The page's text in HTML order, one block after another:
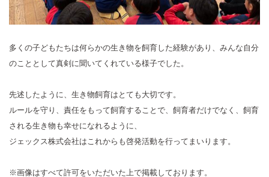
多くの子どもたちは何らかの生き物を飼育した経験があり、みんな自分
のこととして真剣に聞いてくれている様子でした。
先述したように、生き物飼育はとても大切です。
ルールを守り、責任をもって飼育することで、飼育者だけでなく、飼育
される生き物も幸せになれるように、
ジェックス株式会社はこれからも啓発活動を行ってまいります。
※画像はすべて許可をいただいた上で掲載しております。